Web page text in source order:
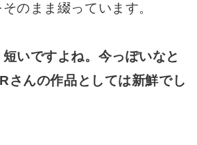
のまま綴っています。
いですよね。今っぽいなと
さんの作品としては新鮮でし